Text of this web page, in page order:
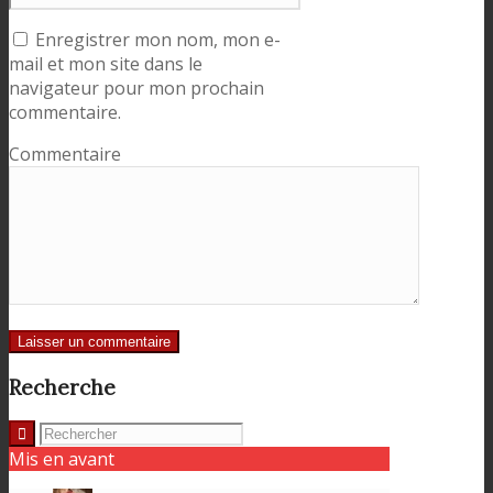
Enregistrer mon nom, mon e-
mail et mon site dans le
navigateur pour mon prochain
commentaire.
Commentaire
Recherche
Mis en avant